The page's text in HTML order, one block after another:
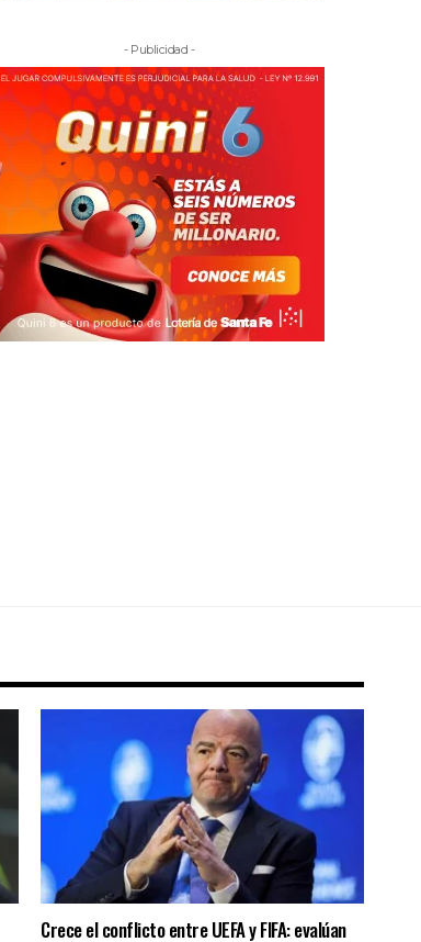
- Publicidad -
Crece el conflicto entre UEFA y FIFA: evalúan